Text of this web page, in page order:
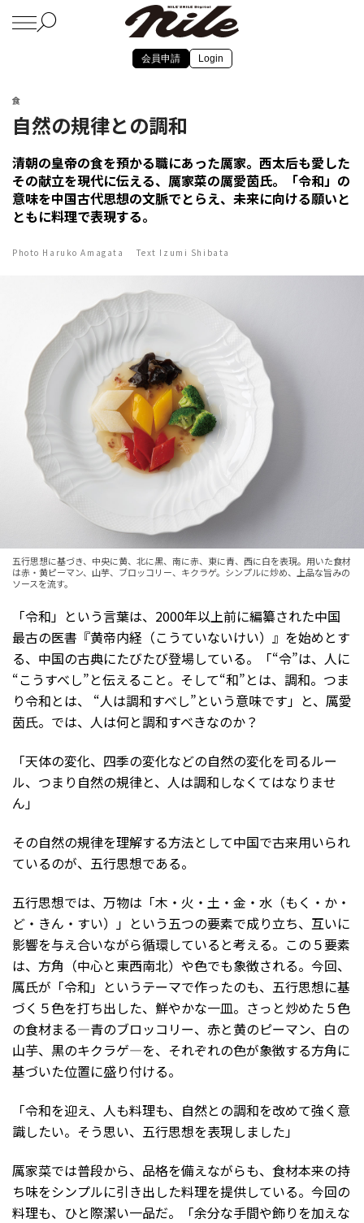
会員申請 Login
食
自然の規律との調和
清朝の皇帝の食を預かる職にあった厲家。西太后も愛した
その献立を現代に伝える、厲家菜の厲愛茵氏。「令和」の
意味を中国古代思想の文脈でとらえ、未来に向ける願いと
ともに料理で表現する。
Photo Haruko Amagata Text Izumi Shibata
五行思想に基づき、中央に黄、北に黒、南に赤、東に青、西に白を表現。用いた食材
は赤・黄ピーマン、山芋、ブロッコリー、キクラゲ。シンプルに炒め、上品な旨みの
ソースを流す。
「令和」という言葉は、2000年以上前に編纂された中国
最古の医書『黄帝内経（こうていないけい）』を始めとす
る、中国の古典にたびたび登場している。「“令”は、人に
“こうすべし”と伝えること。そして“和”とは、調和。つま
り令和とは、 “人は調和すべし”という意味です」と、厲愛
茵氏。では、人は何と調和すべきなのか？
「天体の変化、四季の変化などの自然の変化を司るルー
ル、つまり自然の規律と、人は調和しなくてはなりませ
ん」
その自然の規律を理解する方法として中国で古来用いられ
ているのが、五行思想である。
五行思想では、万物は「木・火・土・金・水（もく・か・
ど・きん・すい）」という五つの要素で成り立ち、互いに
影響を与え合いながら循環していると考える。この５要素
は、方角（中心と東西南北）や色でも象徴される。今回、
厲氏が「令和」というテーマで作ったのも、五行思想に基
づく５色を打ち出した、鮮やかな一皿。さっと炒めた５色
の食材まる—青のブロッコリー、赤と黄のピーマン、白の
山芋、黒のキクラゲ―を、それぞれの色が象徴する方角に
基づいた位置に盛り付ける。
「令和を迎え、人も料理も、自然との調和を改めて強く意
識したい。そう思い、五行思想を表現しました」
厲家菜では普段から、品格を備えながらも、食材本来の持
ち味をシンプルに引き出した料理を提供している。今回の
料理も、ひと際潔い一品だ。「余分な手間や飾りを加えな